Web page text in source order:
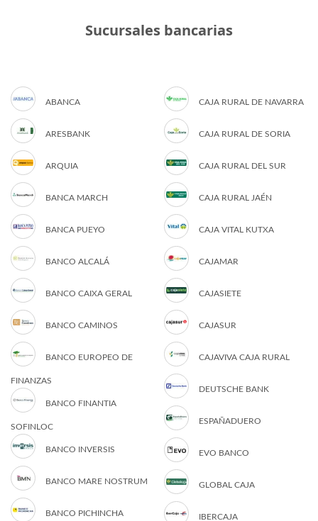
Sucursales bancarias
ABANCA
ARESBANK
ARQUIA
BANCA MARCH
BANCA PUEYO
BANCO ALCALÁ
BANCO CAIXA GERAL
BANCO CAMINOS
BANCO EUROPEO DE
FINANZAS
BANCO FINANTIA
SOFINLOC
BANCO INVERSIS
BANCO MARE NOSTRUM
BANCO PICHINCHA
CAJA RURAL DE NAVARRA
CAJA RURAL DE SORIA
CAJA RURAL DEL SUR
CAJA RURAL JAÉN
CAJA VITAL KUTXA
CAJAMAR
CAJASIETE
CAJASUR
CAJAVIVA CAJA RURAL
DEUTSCHE BANK
ESPAÑADUERO
EVO BANCO
GLOBAL CAJA
IBERCAJA